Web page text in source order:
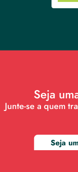
Seja
Junte-se a quem
Seja